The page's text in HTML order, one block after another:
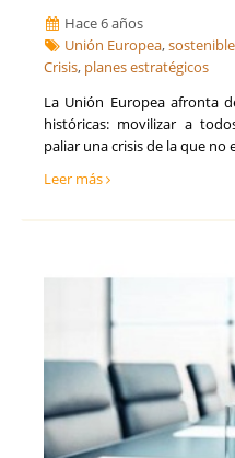
Hace 6 años
Unión Europea,sostenible
Crisis, planes estratégicos
La Unión Europea afronta
históricas: movilizar a
paliar una crisis de la que no
Leer más